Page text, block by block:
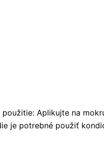
Aplikujte na
je potrebné použiť